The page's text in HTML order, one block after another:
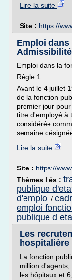
Lire la suite
Site : https://
Emploi
Admissibilité
Emploi dans la
Règle 1
Avant le 4 juillet
de la fonction
premier jour
titre d'employé à
considérée
semaine
Lire la suite
Site : https://
Thèmes liés :
publique
d'emploi /
emploi
publique d
Les
hospitalière
La fonction
million
les hôpitaux et